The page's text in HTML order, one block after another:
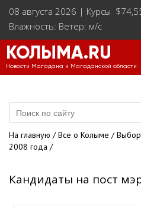
08 августа 2026 | Курсы
Влажность: Ветер: м/с
КОЛЫМА.RU
Новости Магадана и Магаданской области
На главную /Все о Колыме /
2008 года /
Кандидаты на пост